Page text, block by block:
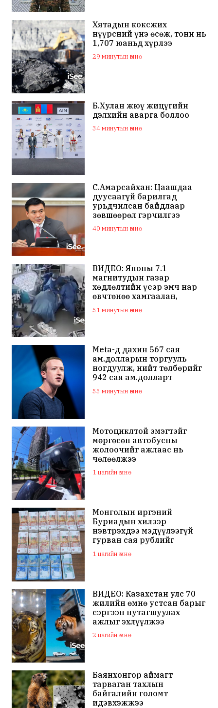
Хятадын коксжих
нүүрсний үнэ өсөж, тонн нь
1,707 юаньд хүрлээ
29 минутын өмнө
Б.Хулан жюү жицүгийн
дэлхийн аварга боллоо
34 минутын өмнө
С.Амарсайхан: Цаашдаа
дуусаагүй барилгад
урьдчилсан байдлаар
зөвшөөрөл гэрчилгээ
олгохгүй байхаар зохион
байгуулалт хийж
40 минутын өмнө
ВИДЕО: Японы 7.1
магнитудын газар
хөдлөлтийн үеэр эмч нар
өвчтөнөө хамгаалан,
үргэлжлүүлжээ
51 минутын өмнө
Meta-д дахин 567 сая
ам.долларын торгууль
ногдуулж, нийт төлбөрийг
942 сая ам.долларт
хүргэлээ
55 минутын өмнө
Мотоциклтой эмэгтэйг
мөргөсөн автобусны
жолоочийг ажлаас нь
чөлөөлжээ
1 цагийн өмнө
Монголын иргэний
Буриадын хилээр
нэвтрэхдээ мэдүүлээгүй
гурван сая рублийг
хураажээ
1 цагийн өмнө
ВИДЕО: Казахстан улс 70
жилийн өмнө устсан барыг
сэргээн нутагшуулах
ажлыг эхлүүлжээ
2 цагийн өмнө
Баянхонгор аймагт
тарваган тахлын
байгалийн голомт
идэвхэжжээ